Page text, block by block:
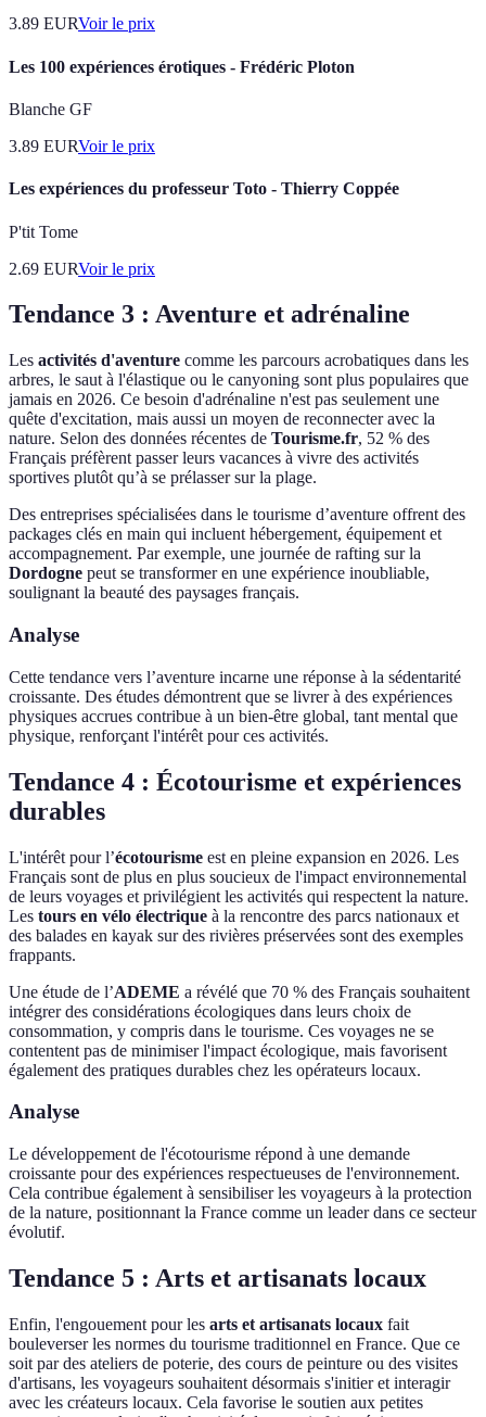
3.89 EURVoir le prix
Les 100 expériences érotiques - Frédéric Ploton
Blanche GF
3.89 EURVoir le prix
Les expériences du professeur Toto - Thierry Coppée
P'tit Tome
2.69 EURVoir le prix
Tendance 3 : Aventure et adrénaline
Les activités d'aventure comme les parcours acrobatiques dans les
arbres, le saut à l'élastique ou le canyoning sont plus populaires que
jamais en 2026. Ce besoin d'adrénaline n'est pas seulement une
quête d'excitation, mais aussi un moyen de reconnecter avec la
nature. Selon des données récentes de Tourisme.fr, 52 % des
Français préfèrent passer leurs vacances à vivre des activités
sportives plutôt qu’à se prélasser sur la plage.
Des entreprises spécialisées dans le tourisme d’aventure offrent des
packages clés en main qui incluent hébergement, équipement et
accompagnement. Par exemple, une journée de rafting sur la
Dordogne peut se transformer en une expérience inoubliable,
soulignant la beauté des paysages français.
Analyse
Cette tendance vers l’aventure incarne une réponse à la sédentarité
croissante. Des études démontrent que se livrer à des expériences
physiques accrues contribue à un bien-être global, tant mental que
physique, renforçant l'intérêt pour ces activités.
Tendance 4 : Écotourisme et expériences
durables
L'intérêt pour l’écotourisme est en pleine expansion en 2026. Les
Français sont de plus en plus soucieux de l'impact environnemental
de leurs voyages et privilégient les activités qui respectent la nature.
Les tours en vélo électrique à la rencontre des parcs nationaux et
des balades en kayak sur des rivières préservées sont des exemples
frappants.
Une étude de l’ADEME a révélé que 70 % des Français souhaitent
intégrer des considérations écologiques dans leurs choix de
consommation, y compris dans le tourisme. Ces voyages ne se
contentent pas de minimiser l'impact écologique, mais favorisent
également des pratiques durables chez les opérateurs locaux.
Analyse
Le développement de l'écotourisme répond à une demande
croissante pour des expériences respectueuses de l'environnement.
Cela contribue également à sensibiliser les voyageurs à la protection
de la nature, positionnant la France comme un leader dans ce secteur
évolutif.
Tendance 5 : Arts et artisanats locaux
Enfin, l'engouement pour les arts et artisanats locaux fait
bouleverser les normes du tourisme traditionnel en France. Que ce
soit par des ateliers de poterie, des cours de peinture ou des visites
d'artisans, les voyageurs souhaitent désormais s'initier et interagir
avec les créateurs locaux. Cela favorise le soutien aux petites